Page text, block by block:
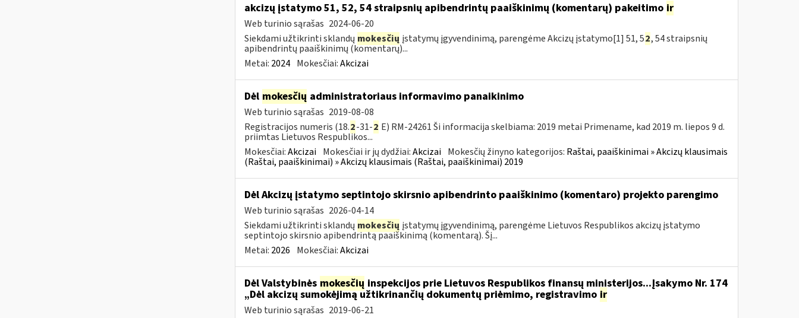
akcizų įstatymo 51, 52, 54 straipsnių apibendrintų paaiškinimų (komentarų) pakeitimo ir
Web turinio sąrašas 2024-06-20
Siekdami užtikrinti sklandų mokesčių įstatymų įgyvendinimą, parengėme Akcizų įstatymo[1] 51, 52, 54 straipsnių
apibendrintų paaiškinimų (komentarų)...
Metai: 2024 Mokesčiai:Akcizai
Dėl mokesčių administratoriaus informavimo panaikinimo
Web turinio sąrašas 2019-08-08
Registracijos numeris (18.2-31-2 E) RM-24261 Ši informacija skelbiama: 2019 metai Primename, kad 2019 m. liepos 9 d.
priimtas Lietuvos Respublikos...
Mokesčiai:Akcizai Mokesčiai ir jų dydžiai:Akcizai Mokesčių žinyno kategorijos: Raštai, paaiškinimai » Akcizų klausimais
(Raštai, paaiškinimai) » Akcizų klausimais (Raštai, paaiškinimai) 2019
Dėl Akcizų įstatymo septintojo skirsnio apibendrinto paaiškinimo (komentaro) projekto parengimo
Web turinio sąrašas 2026-04-14
Siekdami užtikrinti sklandų mokesčių įstatymų įgyvendinimą, parengėme Lietuvos Respublikos akcizų įstatymo
septintojo skirsnio apibendrintą paaiškinimą (komentarą). Šį...
Metai: 2026 Mokesčiai:Akcizai
Dėl Valstybinės mokesčių inspekcijos prie Lietuvos Respublikos finansų ministerijos...Įsakymo Nr. 174
„Dėl akcizų sumokėjimą užtikrinančių dokumentų priėmimo, registravimo ir
Web turinio sąrašas 2019-06-21